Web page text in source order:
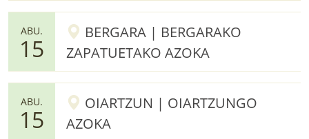
ABU.
15
BERGARA | BERGARAKO
ZAPATUETAKO AZOKA
ABU.
15
OIARTZUN | OIARTZUNGO
AZOKA